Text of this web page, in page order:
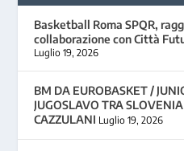
Basketball Roma SPQR,
collaborazione con Città
Luglio 19, 2026
BM DA EUROBASKET /
JUGOSLAVO TRA
CAZZULANI Luglio 19, 2026